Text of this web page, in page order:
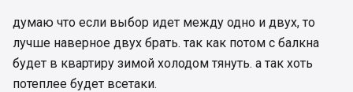
думаю что если выбор идет между одно и двух, то
лучше наверное двух брать. так как потом с балкна
будет в квартиру зимой холодом тянуть. а так хоть
потеплее будет всетаки.